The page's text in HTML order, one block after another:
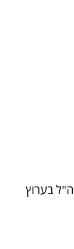
בערוץ